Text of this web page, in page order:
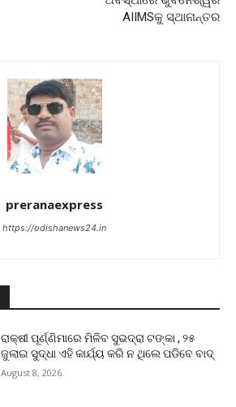
AIIMSକୁ ସ୍ଥାନାନ୍ତର
preranaexpress
https://odishanews24.in
ରାକ୍ଷୀ ପୂର୍ଣ୍ଣିମାରେ ମିଳିବ ସୁଭଦ୍ରା ଟଙ୍କା , ୨୫
ଜୁଲାଇ ସୁଦ୍ଧା ଏହି କାର୍ଯ୍ୟ କରି ନ ଥିଲେ ପଡିବେ ବାଦ୍
August 8, 2026